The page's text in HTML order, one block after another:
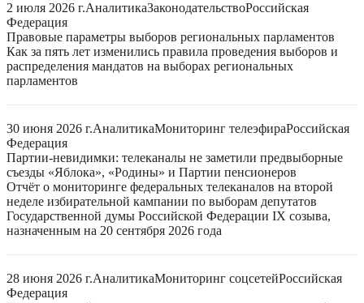
2 июля 2026 г.АналитикаЗаконодательствоРоссийская
Федерация
Правовые параметры выборов региональных парламентов
Как за пять лет изменились правила проведения выборов и
распределения мандатов на выборах региональных
парламентов
30 июня 2026 г.АналитикаМониторинг телеэфираРоссийская
Федерация
Партии-невидимки: телеканалы не заметили предвыборные
съезды «Яблока», «Родины» и Партии пенсионеров
Отчёт о мониторинге федеральных телеканалов на второй
неделе избирательной кампании по выборам депутатов
Государственной думы Российской Федерации IX созыва,
назначенным на 20 сентября 2026 года
28 июня 2026 г.АналитикаМониторинг соцсетейРоссийская
Федерация